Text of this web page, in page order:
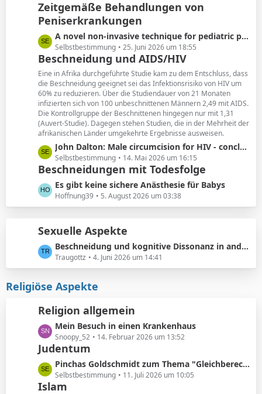
r
ä
g
e
B
e
i
t
r
ä
g
e
t
z
e
B
e
i
t
r
ä
g
e
Zeitgemäße Behandlungen von
Peniserkrankungen
L
e
t
z
t
e
B
e
i
r
ä
g
e
A novel non-invasive technique for pediatric phimosis treatment
Selbstbestimmung 25. Juni 2026 um 18:55
Beschneidung und AIDS/HIV
Eine in Afrika durchgeführte Studie kam zu dem Entschluss, dass
die Beschneidung geeignet sei das Infektionsrisiko von HIV um
60% zu reduzieren. Über die Studiendauer von 21 Monaten
infizierten sich von 100 unbeschnittenen Männern 2,49 mit AIDS.
Die Kontrollgruppe der Beschnittenen hingegen nur mit 1,31
(Auvert-Studie). Dagegen stehen Studien, die in der Mehrheit der
afrikanischen Länder umgekehrte Ergebnisse ausweisen.
L
e
t
z
t
e
e
t
g
John Dalton: Male circumcision for HIV - conclusions sensitive to assumptions
Selbstbestimmung 14. Mai 2026 um 16:15
Beschneidungen mit Todesfolge
L
e
t
t
e
B
e
t
ä
g
e
Es gibt keine sichere Anästhesie für Babys
Hoffnung39 5. August 2026 um 03:38
Sexuelle Aspekte
L
e
t
z
t
e
B
e
i
t
r
ä
g
Beschneidung und kognitive Dissonanz in anderen Foren
Traugottz 4. Juni 2026 um 14:41
Religiöse Aspekte
Religion allgemein
L
e
z
t
e
Mein Besuch in einen Krankenhaus
Snoopy_52 14. Februar 2026 um 13:52
Judentum
L
e
t
Pinchas Goldschmidt zum Thema "Gleichberechtigung von Mann und Frau"
Selbstbestimmung 11. Juli 2026 um 10:05
Islam